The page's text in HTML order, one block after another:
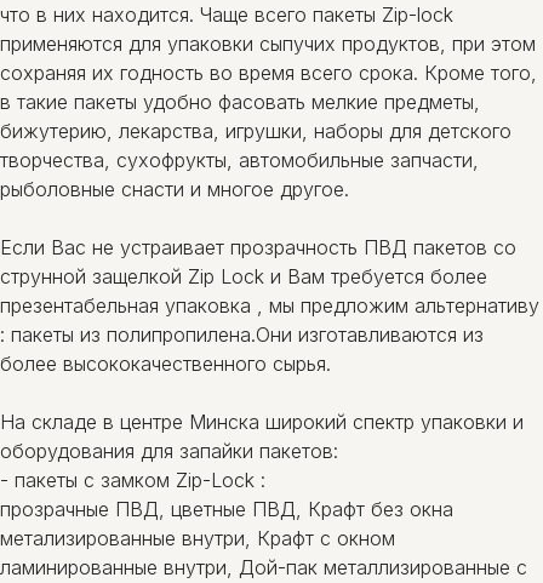
что в них находится. Чаще всего пакеты Zip-lock
применяются для упаковки сыпучих продуктов, при этом
сохраняя их годность во время всего срока. Кроме того,
в такие пакеты удобно фасовать мелкие предметы,
бижутерию, лекарства, игрушки, наборы для детского
творчества, сухофрукты, автомобильные запчасти,
рыболовные снасти и многое другое.
Если Вас не устраивает прозрачность ПВД пакетов со
струнной защелкой Zip Lock и Вам требуется более
презентабельная упаковка , мы предложим альтернативу
: пакеты из полипропилена.Они изготавливаются из
более высококачественного сырья.
На складе в центре Минска широкий спектр упаковки и
оборудования для запайки пакетов:
- пакеты c замком Zip-Lock :
прозрачные ПВД, цветные ПВД, Крафт без окна
метализированные внутри, Крафт с окном
ламинированные внутри, Дой-пак металлизированные с